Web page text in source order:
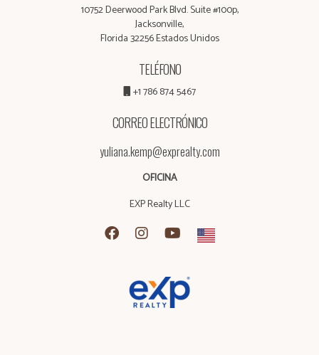
10752 Deerwood Park Blvd. Suite #100p,
Jacksonville,
Florida 32256 Estados Unidos
TELÉFONO
+1 786 874 5467
CORREO ELECTRÓNICO
yuliana.kemp@exprealty.com
OFICINA
EXP Realty LLC